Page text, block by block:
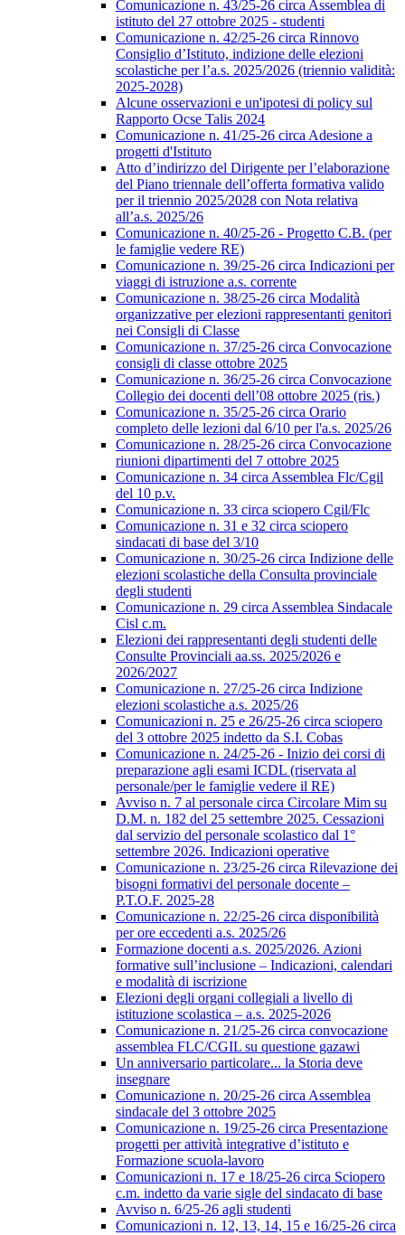
Comunicazione n. 43/25-26 circa Assemblea di
istituto del 27 ottobre 2025 - studenti
Comunicazione n. 42/25-26 circa Rinnovo
Consiglio d’Istituto, indizione delle elezioni
scolastiche per l’a.s. 2025/2026 (triennio validità:
2025-2028)
Alcune osservazioni e un'ipotesi di policy sul
Rapporto Ocse Talis 2024
Comunicazione n. 41/25-26 circa Adesione a
progetti d'Istituto
Atto d’indirizzo del Dirigente per l’elaborazione
del Piano triennale dell’offerta formativa valido
per il triennio 2025/2028 con Nota relativa
all’a.s. 2025/26
Comunicazione n. 40/25-26 - Progetto C.B. (per
le famiglie vedere RE)
Comunicazione n. 39/25-26 circa Indicazioni per
viaggi di istruzione a.s. corrente
Comunicazione n. 38/25-26 circa Modalità
organizzative per elezioni rappresentanti genitori
nei Consigli di Classe
Comunicazione n. 37/25-26 circa Convocazione
consigli di classe ottobre 2025
Comunicazione n. 36/25-26 circa Convocazione
Collegio dei docenti dell’08 ottobre 2025 (ris.)
Comunicazione n. 35/25-26 circa Orario
completo delle lezioni dal 6/10 per l'a.s. 2025/26
Comunicazione n. 28/25-26 circa Convocazione
riunioni dipartimenti del 7 ottobre 2025
Comunicazione n. 34 circa Assemblea Flc/Cgil
del 10 p.v.
Comunicazione n. 33 circa sciopero Cgil/Flc
Comunicazione n. 31 e 32 circa sciopero
sindacati di base del 3/10
Comunicazione n. 30/25-26 circa Indizione delle
elezioni scolastiche della Consulta provinciale
degli studenti
Comunicazione n. 29 circa Assemblea Sindacale
Cisl c.m.
Elezioni dei rappresentanti degli studenti delle
Consulte Provinciali aa.ss. 2025/2026 e
2026/2027
Comunicazione n. 27/25-26 circa Indizione
elezioni scolastiche a.s. 2025/26
Comunicazioni n. 25 e 26/25-26 circa sciopero
del 3 ottobre 2025 indetto da S.I. Cobas
Comunicazione n. 24/25-26 - Inizio dei corsi di
preparazione agli esami ICDL (riservata al
personale/per le famiglie vedere il RE)
Avviso n. 7 al personale circa Circolare Mim su
D.M. n. 182 del 25 settembre 2025. Cessazioni
dal servizio del personale scolastico dal 1°
settembre 2026. Indicazioni operative
Comunicazione n. 23/25-26 circa Rilevazione dei
bisogni formativi del personale docente –
P.T.O.F. 2025-28
Comunicazione n. 22/25-26 circa disponibilità
per ore eccedenti a.s. 2025/26
Formazione docenti a.s. 2025/2026. Azioni
formative sull’inclusione – Indicazioni, calendari
e modalità di iscrizione
Elezioni degli organi collegiali a livello di
istituzione scolastica – a.s. 2025-2026
Comunicazione n. 21/25-26 circa convocazione
assemblea FLC/CGIL su questione gazawi
Un anniversario particolare... la Storia deve
insegnare
Comunicazione n. 20/25-26 circa Assemblea
sindacale del 3 ottobre 2025
Comunicazione n. 19/25-26 circa Presentazione
progetti per attività integrative d’istituto e
Formazione scuola-lavoro
Comunicazioni n. 17 e 18/25-26 circa Sciopero
c.m. indetto da varie sigle del sindacato di base
Avviso n. 6/25-26 agli studenti
Comunicazioni n. 12, 13, 14, 15 e 16/25-26 circa